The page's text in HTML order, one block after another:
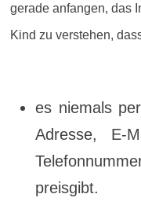
gerade anfangen, das
Kind zu verstehen,
es niemals
Adresse, E-
preisgibt.